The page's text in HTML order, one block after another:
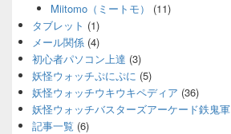
Miitomo（ミートモ）
(11)
タブレット (1)
メール関係 (4)
初心者パソコン上達 (3)
妖怪ウォッチぷにぷに (5)
妖怪ウォッチウキウキペディア (36)
妖怪ウォッチバスターズアーケード鉄鬼軍
記事一覧 (6)